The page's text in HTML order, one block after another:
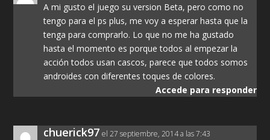
A mi gusto el juego su version Beta, pero como no
tengo para el ps plus, me voy a esperar hasta que la
tenga para comprarlo. Lo que no me ha gustado
hasta el momento es porque todos al empezar la
acción todos usan cascos, parece que todos somos
androides con diferentes toques de colores.
Accede para responder
chuerick97 el 27 septiembre, 2014 a las 7:43